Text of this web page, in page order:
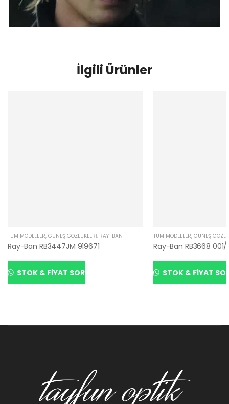
İlgili Ürünler
TÜM MODELLER, GÜNEŞ GÖZLÜKLERI, RAY-BAN
Ray-Ban RB3447JM 919671
STOK & FIYAT SOR
TÜM MODELLER, GÜNEŞ
Ray-Ban RB3668
STOK & FIYAT